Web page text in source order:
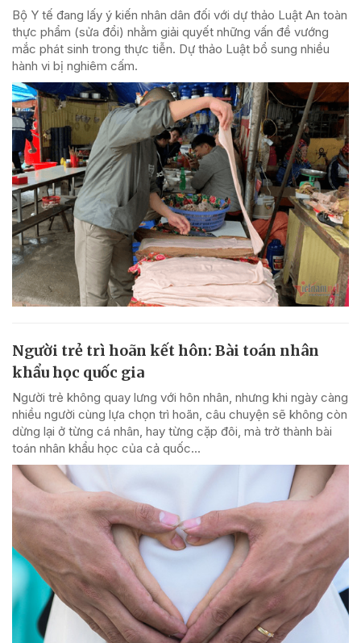
Bộ Y tế đang lấy ý kiến nhân dân đối với dự thảo Luật An toàn
thực phẩm (sửa đổi) nhằm giải quyết những vấn đề vướng
mắc phát sinh trong thực tiễn. Dự thảo Luật bổ sung nhiều
hành vi bị nghiêm cấm.
Người trẻ trì hoãn kết hôn: Bài toán nhân
khẩu học quốc gia
Người trẻ không quay lưng với hôn nhân, nhưng khi ngày càng
nhiều người cùng lựa chọn trì hoãn, câu chuyện sẽ không còn
dừng lại ở từng cá nhân, hay từng cặp đôi, mà trở thành bài
toán nhân khẩu học của cả quốc...